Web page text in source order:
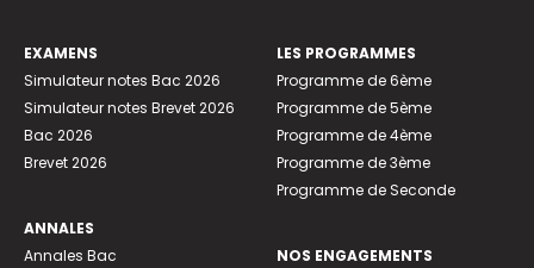
EXAMENS
Simulateur notes Bac 2026
Simulateur notes Brevet 2026
Bac 2026
Brevet 2026
ANNALES
Annales Bac
LES PROGRAMMES
Programme de 6ème
Programme de 5ème
Programme de 4ème
Programme de 3ème
Programme de Seconde
NOS ENGAGEMENTS